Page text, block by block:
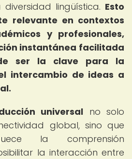
lingüística. Esto
relevante en contextos
y profesionales,
instantánea facilitada
ser la clave para la
intercambio de ideas a
universal no solo
global, sino que
la comprensión
la interacción entre